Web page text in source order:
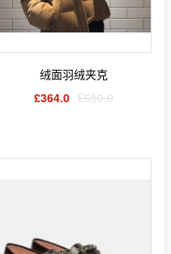
绒面羽绒夹克
£364.0 £650.0